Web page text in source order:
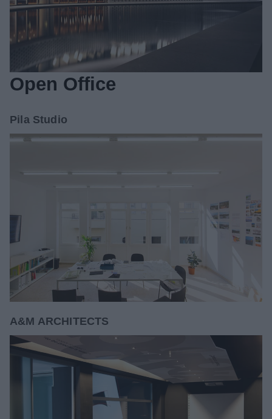
Open Office
Pila Studio
A&M ARCHITECTS